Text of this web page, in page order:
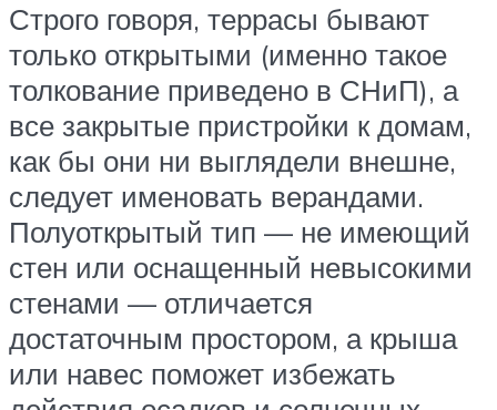
Строго говоря, террасы бывают
только открытыми (именно такое
толкование приведено в СНиП), а
все закрытые пристройки к домам,
как бы они ни выглядели внешне,
следует именовать верандами.
Полуоткрытый тип — не имеющий
стен или оснащенный невысокими
стенами — отличается
достаточным простором, а крыша
или навес поможет избежать